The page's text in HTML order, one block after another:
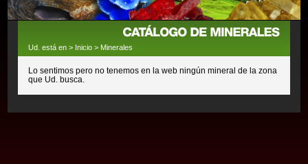
Ud. está en > Inicio > Minerales
Lo sentimos pero no tenemos en la web ningún mineral de la zona
que Ud. busca.